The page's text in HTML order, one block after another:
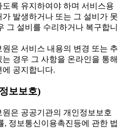
도록 유지하여야 하며 서비스용
가 발생하거나 또는 그 설비가 못
그 설비를 수리하거나 복구합니
은 서비스 내용의 변경 또는 추
는 경우 그 사항을 온라인을 통해
공지합니다.
보보호)
은 공공기관의 개인정보보호
, 정보통신이용촉진등에 관한 법